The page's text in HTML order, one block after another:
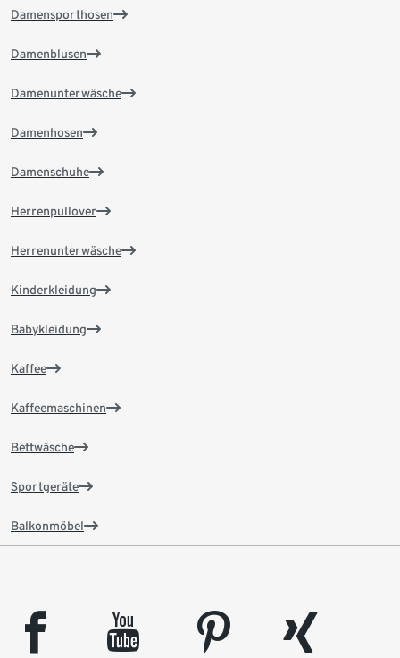
Damensporthosen
Damenblusen
Damenunterwäsche
Damenhosen
Damenschuhe
Herrenpullover
Herrenunterwäsche
Kinderkleidung
Babykleidung
Kaffee
Kaffeemaschinen
Bettwäsche
Sportgeräte
Balkonmöbel
facebook youtube pinterest
xing